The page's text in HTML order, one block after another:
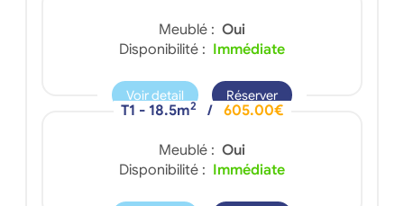
Meublé : Oui
Disponibilité : Immédiate
Voir detail Réserver
T1 - 18.5m2 / 605.00€
Meublé : Oui
Disponibilité : Immédiate